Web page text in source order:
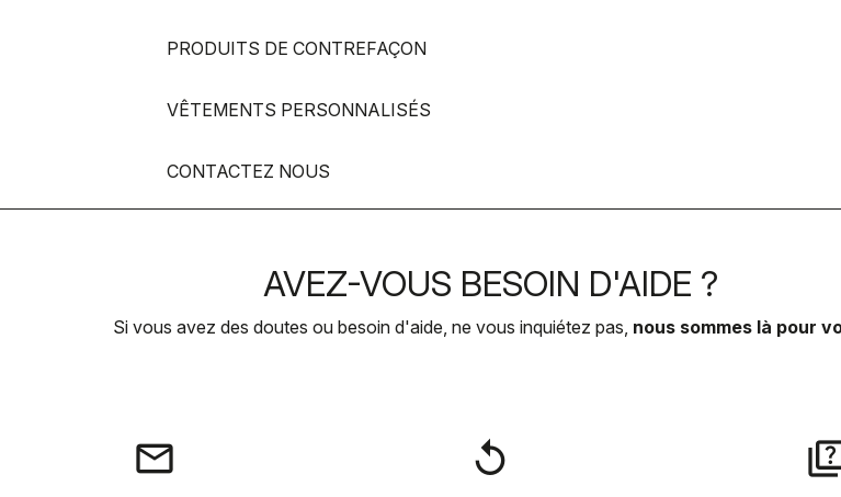
PRODUITS DE CONTREFAÇON
VÊTEMENTS PERSONNALISÉS
CONTACTEZ NOUS
AVEZ-VOUS BESOIN D'AIDE ?
Si vous avez des doutes ou besoin d'aide, ne vous inquiétez pas, nous sommes là pour
email replay